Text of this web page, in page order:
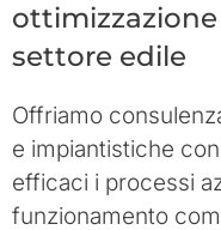
settore edile
Offriamo
e impiantistiche
efficaci i processi
funzionamento